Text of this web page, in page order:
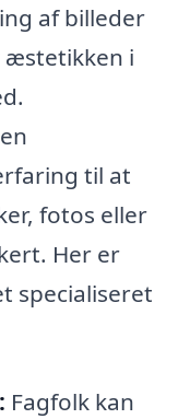
af billeder
æstetikken i
til at
fotos eller
Her er
specialiseret
Fagfolk kan